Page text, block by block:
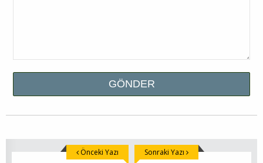
Önceki Yazı Sonraki Yazı